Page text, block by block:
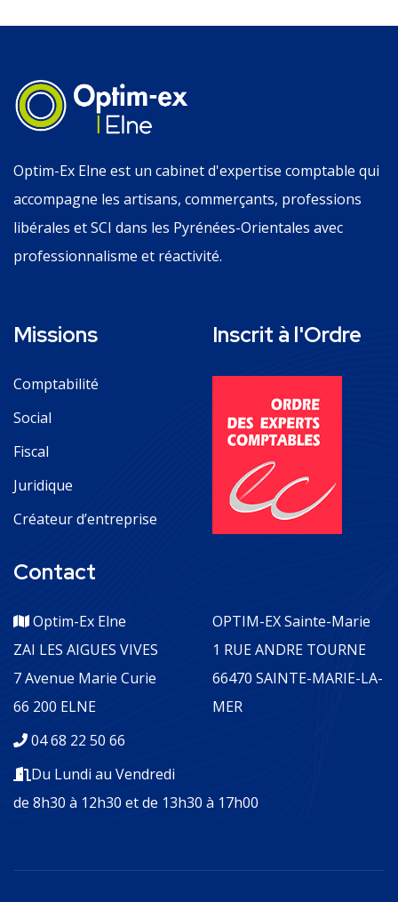
Optim-Ex Elne est un cabinet d'expertise comptable qui
accompagne les artisans, commerçants, professions
libérales et SCI dans les Pyrénées-Orientales avec
professionnalisme et réactivité.
Missions
Comptabilité
Social
Fiscal
Juridique
Créateur d’entreprise
Inscrit à l'Ordre
Contact
Optim-Ex Elne
ZAI LES AIGUES VIVES
7 Avenue Marie Curie
66 200 ELNE
OPTIM-EX Sainte-Marie
1 RUE ANDRE TOURNE
66470 SAINTE-MARIE-LA-
MER
04 68 22 50 66
Du Lundi au Vendredi
de 8h30 à 12h30 et de 13h30 à 17h00